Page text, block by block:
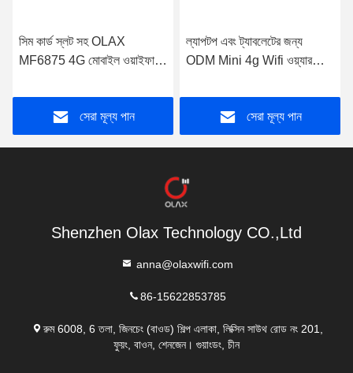
সিম কার্ড স্লট সহ OLAX
MF6875 4G মোবাইল ওয়াইফাই
সেরা মূল্য পান
ল্যাপটপ এবং ট্যাবলেটের জন্য
ODM Mini 4g Wifi ওয়্যারলেস
সেরা মূল্য পান
Shenzhen Olax Technology CO.,Ltd
anna@olaxwifi.com
86-15622853785
রুম 6008, 6 তলা, জিনচেং (বাওড) শিল্প এলাকা, লিক্সিন সাউথ রোড নং 201,
ফুয়ং, বাওন, শেনজেন। গুয়াংডং, চীন